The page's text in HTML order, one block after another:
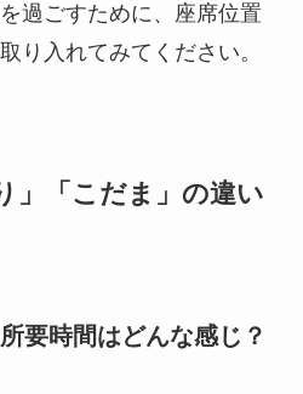
過ごすために、座席位置
り入れてみてください。
」「こだま」の違い
要時間はどんな感じ？